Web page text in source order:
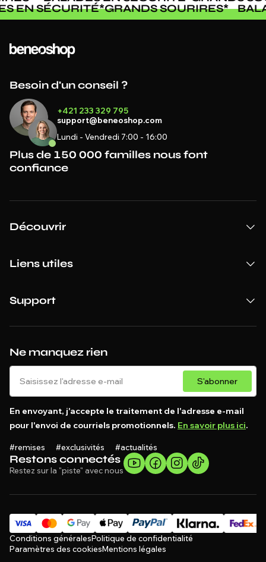
EN SÉCURITÉ*GRANDS SOURIRES*
Restons connectés
Restez sur la "piste" avec nous
Ne manquez rien
S'abonner
En envoyant, j'accepte le traitement de l'adresse e-mail
pour l'envoi de courriels promotionnels. En savoir plus ici.
#remises #exclusivités #actualités
Besoin d'un conseil ?
+421 233 329 795
support@beneoshop.com
Lundi - Vendredi 7:00 - 16:00
Plus de 150 000 familles nous font
confiance
Découvrir
Liens utiles
Support
Conditions généralesPolitique de confidentialité
Paramètres des cookiesMentions légales